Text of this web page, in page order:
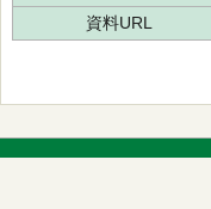
資料URL